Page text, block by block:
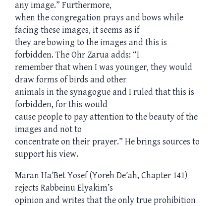
any image.” Furthermore,
when the congregation prays and bows while
facing these images, it seems as if
they are bowing to the images and this is
forbidden. The Ohr Zarua adds: “I
remember that when I was younger, they would
draw forms of birds and other
animals in the synagogue and I ruled that this is
forbidden, for this would
cause people to pay attention to the beauty of the
images and not to
concentrate on their prayer.” He brings sources to
support his view.
Maran Ha’Bet Yosef (Yoreh De’ah, Chapter 141)
rejects Rabbeinu Elyakim’s
opinion and writes that the only true prohibition